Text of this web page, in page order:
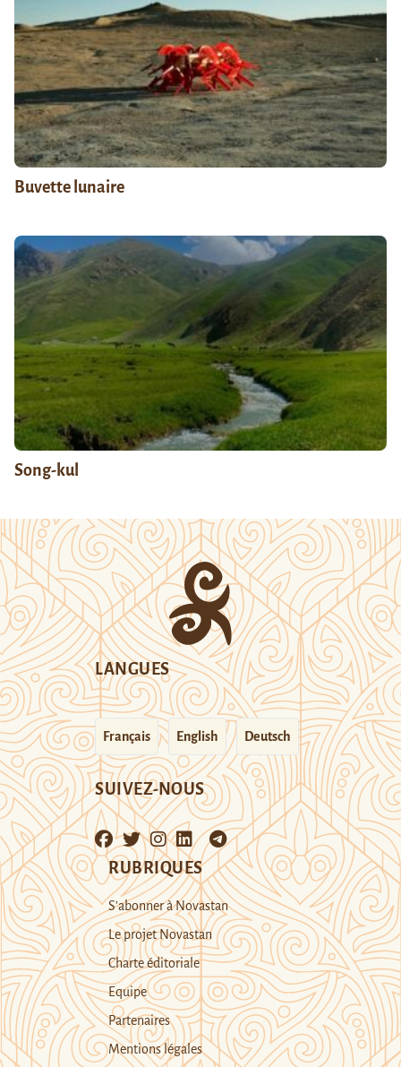
Buvette lunaire
Song-kul
LANGUES
Français English Deutsch
SUIVEZ-NOUS
RUBRIQUES
S’abonner à Novastan
Le projet Novastan
Charte éditoriale
Equipe
Partenaires
Mentions légales